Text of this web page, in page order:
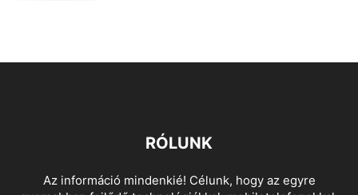
RÓLUNK
Az információ mindenkié! Célunk, hogy az egyre